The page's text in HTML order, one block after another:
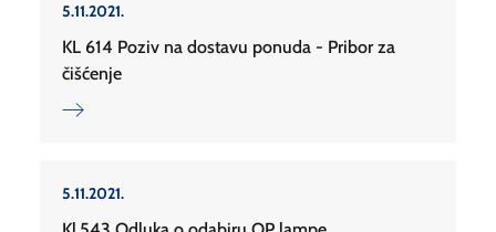
5.11.2021.
KL 614 Poziv na dostavu ponuda - Pribor za
čišćenje
5.11.2021.